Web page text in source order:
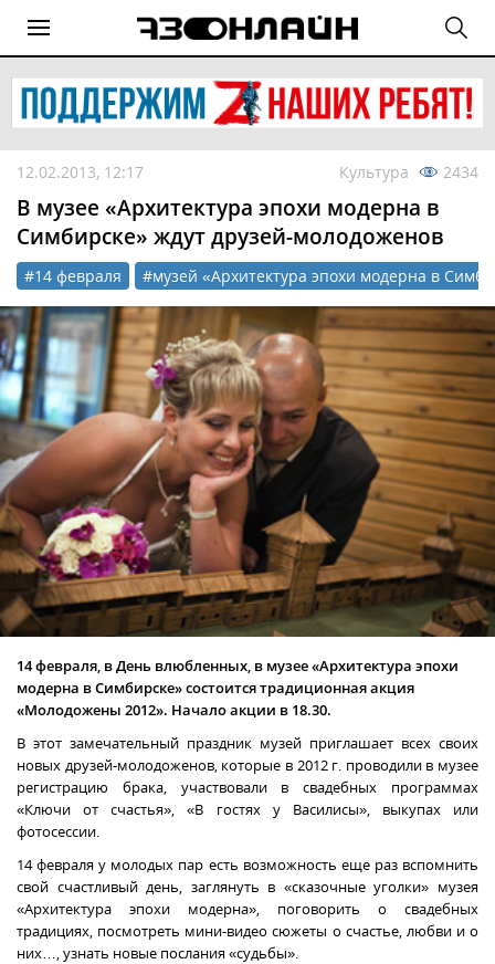
12.02.2013, 12:17 Культура 2434
В музее «Архитектура эпохи модерна в
Симбирске» ждут друзей-молодоженов
#14 февраля #музей «Архитектура эпохи модерна в
14 февраля, в День влюбленных, в музее «Архитектура эпохи
модерна в Симбирске» состоится традиционная акция
«Молодожены 2012». Начало акции в 18.30.
В этот замечательный праздник музей приглашает всех своих
новых друзей-молодоженов, которые в 2012 г. проводили в музее
регистрацию брака, участвовали в свадебных программах
«Ключи от счастья», «В гостях у Василисы», выкупах или
фотосессии.
14 февраля у молодых пар есть возможность еще раз вспомнить
свой счастливый день, заглянуть в «сказочные уголки» музея
«Архитектура эпохи модерна», поговорить о свадебных
традициях, посмотреть мини-видео сюжеты о счастье, любви и о
них…, узнать новые послания «судьбы».